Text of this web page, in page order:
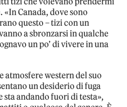
Canada, dove sono
questo – tizi con un
a sbronzarsi in qualche
un po’ di vivere in una
atmosfere western del suo
un desiderio di fuga
sta andando fuori di testa»,